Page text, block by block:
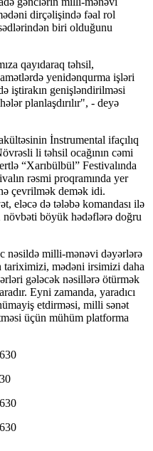
dirçəlişində fəal rol
biri olduğunu
qayıdaraq təhsil,
yenidənqurma işləri
iştirakın genişləndirilməsi
planlaşdırılır", - deyə
İnstrumental ifaçılıq
li təhsil ocağının cəmi
“Xarıbülbül” Festivalında
rəsmi proqramında yer
çevrilmək demək idi.
eləcə də tələbə komandası ilə
növbəti böyük hədəflərə doğru
nəsildə milli-mənəvi dəyərlərə
tariximizi, mədəni irsimizi daha
gələcək nəsillərə ötürmək
Eyni zamanda, yaradıcı
etdirməsi, milli sənət
üçün mühüm platforma